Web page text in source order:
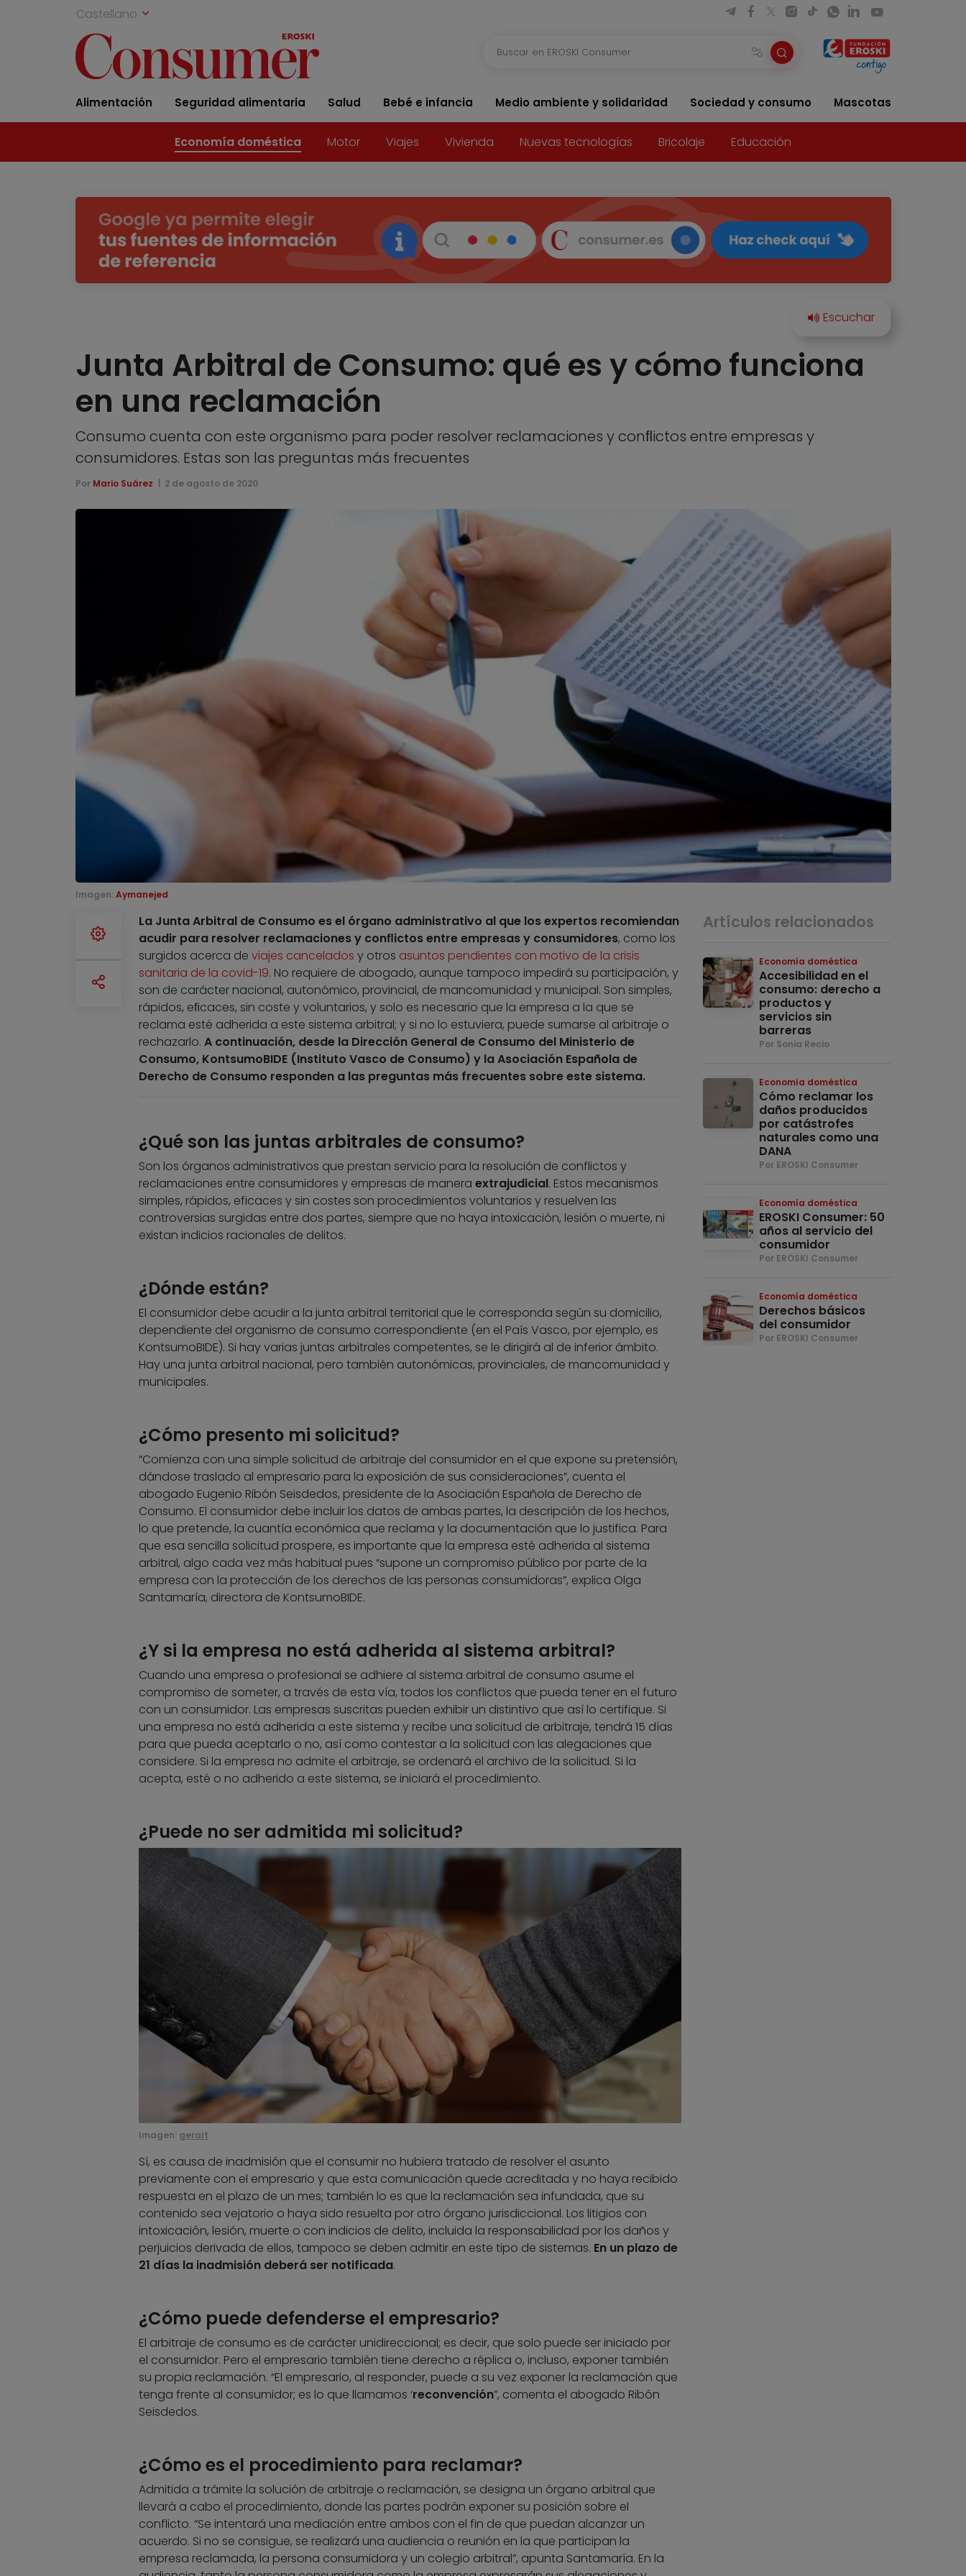
Castellano
Alimentación Seguridad alimentaria Salud Bebé e infancia Medio ambiente y solidaridad Sociedad y consumo Mascotas
Economía doméstica Motor Viajes Vivienda Nuevas tecnologías Bricolaje Educación
Junta Arbitral de Consumo: qué es y cómo funciona
en una reclamación
Consumo cuenta con este organismo para poder resolver reclamaciones y conﬂictos entre empresas y
consumidores. Estas son las preguntas más frecuentes
Por Mario Suárez 2 de agosto de 2020
Imagen: Aymanejed
La Junta Arbitral de Consumo es el órgano administrativo al que los expertos recomiendan
acudir para resolver reclamaciones y conﬂictos entre empresas y consumidores, como los
surgidos acerca de viajes cancelados y otros asuntos pendientes con motivo de la crisis
sanitaria de la covid-19. No requiere de abogado, aunque tampoco impedirá su participación, y
son de carácter nacional, autonómico, provincial, de mancomunidad y municipal. Son simples,
rápidos, eﬁcaces, sin coste y voluntarios, y solo es necesario que la empresa a la que se
reclama esté adherida a este sistema arbitral; y si no lo estuviera, puede sumarse al arbitraje o
rechazarlo. A continuación, desde la Dirección General de Consumo del Ministerio de
Consumo, KontsumoBIDE (Instituto Vasco de Consumo) y la Asociación Española de
Derecho de Consumo responden a las preguntas más frecuentes sobre este sistema.
¿Qué son las juntas arbitrales de consumo?
Son los órganos administrativos que prestan servicio para la resolución de conflictos y
reclamaciones entre consumidores y empresas de manera extrajudicial. Estos mecanismos
simples, rápidos, eficaces y sin costes son procedimientos voluntarios y resuelven las
controversias surgidas entre dos partes, siempre que no haya intoxicación, lesión o muerte, ni
existan indicios racionales de delitos.
¿Dónde están?
El consumidor debe acudir a la junta arbitral territorial que le corresponda según su domicilio,
dependiente del organismo de consumo correspondiente (en el País Vasco, por ejemplo, es
KontsumoBIDE). Si hay varias juntas arbitrales competentes, se le dirigirá al de inferior ámbito.
Hay una junta arbitral nacional, pero también autonómicas, provinciales, de mancomunidad y
municipales.
¿Cómo presento mi solicitud?
“Comienza con una simple solicitud de arbitraje del consumidor en el que expone su pretensión,
dándose traslado al empresario para la exposición de sus consideraciones”, cuenta el
abogado Eugenio Ribón Seisdedos, presidente de la Asociación Española de Derecho de
Consumo. El consumidor debe incluir los datos de ambas partes, la descripción de los hechos,
lo que pretende, la cuantía económica que reclama y la documentación que lo justifica. Para
que esa sencilla solicitud prospere, es importante que la empresa esté adherida al sistema
arbitral, algo cada vez más habitual pues “supone un compromiso público por parte de la
empresa con la protección de los derechos de las personas consumidoras”, explica Olga
Santamaría, directora de KontsumoBIDE.
¿Y si la empresa no está adherida al sistema arbitral?
Cuando una empresa o profesional se adhiere al sistema arbitral de consumo asume el
compromiso de someter, a través de esta vía, todos los conflictos que pueda tener en el futuro
con un consumidor. Las empresas suscritas pueden exhibir un distintivo que así lo certifique. Si
una empresa no está adherida a este sistema y recibe una solicitud de arbitraje, tendrá 15 días
para que pueda aceptarlo o no, así como contestar a la solicitud con las alegaciones que
considere. Si la empresa no admite el arbitraje, se ordenará el archivo de la solicitud. Si la
acepta, esté o no adherido a este sistema, se iniciará el procedimiento.
¿Puede no ser admitida mi solicitud?
Imagen: geralt
Sí, es causa de inadmisión que el consumir no hubiera tratado de resolver el asunto
previamente con el empresario y que esta comunicación quede acreditada y no haya recibido
respuesta en el plazo de un mes; también lo es que la reclamación sea infundada, que su
contenido sea vejatorio o haya sido resuelta por otro órgano jurisdiccional. Los litigios con
intoxicación, lesión, muerte o con indicios de delito, incluida la responsabilidad por los daños y
perjuicios derivada de ellos, tampoco se deben admitir en este tipo de sistemas. En un plazo de
21 días la inadmisión deberá ser notificada.
¿Cómo puede defenderse el empresario?
El arbitraje de consumo es de carácter unidireccional; es decir, que solo puede ser iniciado por
el consumidor. Pero el empresario también tiene derecho a réplica o, incluso, exponer también
su propia reclamación. “El empresario, al responder, puede a su vez exponer la reclamación que
tenga frente al consumidor; es lo que llamamos ‘reconvención”, comenta el abogado Ribón
Seisdedos.
¿Cómo es el procedimiento para reclamar?
Admitida a trámite la solución de arbitraje o reclamación, se designa un órgano arbitral que
llevará a cabo el procedimiento, donde las partes podrán exponer su posición sobre el
conflicto. “Se intentará una mediación entre ambos con el fin de que puedan alcanzar un
acuerdo. Si no se consigue, se realizará una audiencia o reunión en la que participan la
empresa reclamada, la persona consumidora y un colegio arbitral”, apunta Santamaría. En la
Artículos relacionados
Economía doméstica
Accesibilidad en el
consumo: derecho a
productos y
servicios sin
barreras
Por Sonia Recio
Economía doméstica
Cómo reclamar los
daños producidos
por catástrofes
naturales como una
DANA
Por EROSKI Consumer
Economía doméstica
EROSKI Consumer: 50
años al servicio del
consumidor
Por EROSKI Consumer
Economía doméstica
Derechos básicos
del consumidor
Por EROSKI Consumer